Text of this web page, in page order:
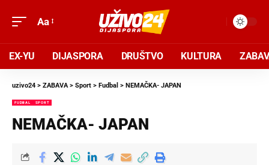
Aa
EX-YU DIJASPORA DRUŠTVO KULTURA
uzivo24 > ZABAVA> Sport > Fudbal > NEMAČKA- JAPAN
FUDBAL SPORT
NEMAČKA- JAPAN